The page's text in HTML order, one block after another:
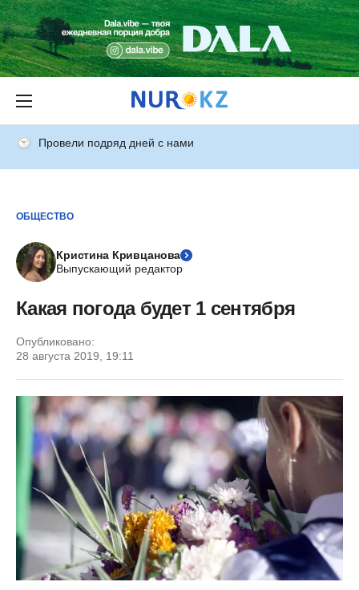
Провели подряд дней с нами
ОБЩЕСТВО
Кристина Кривцанова
Выпускающий редактор
Какая погода будет 1 сентября
Опубликовано:
28 августа 2019, 19:11